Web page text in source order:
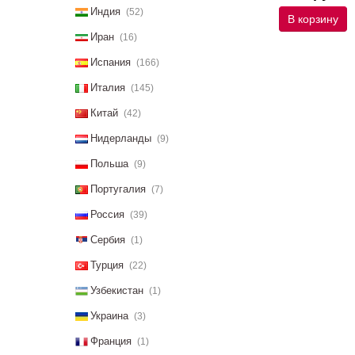
Индия (52)
Иран (16)
Испания (166)
Италия (145)
Китай (42)
Нидерланды (9)
Польша (9)
Португалия (7)
Россия (39)
Сербия (1)
Турция (22)
Узбекистан (1)
Украина (3)
Франция (1)
В корзину